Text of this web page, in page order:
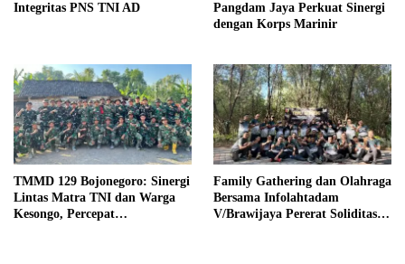
Integritas PNS TNI AD
Pangdam Jaya Perkuat Sinergi
dengan Korps Marinir
TMMD 129 Bojonegoro: Sinergi
Lintas Matra TNI dan Warga
Kesongo, Percepat
Family Gathering dan Olahraga
Bersama Infolahtadam
V/Brawijaya Pererat Soliditas